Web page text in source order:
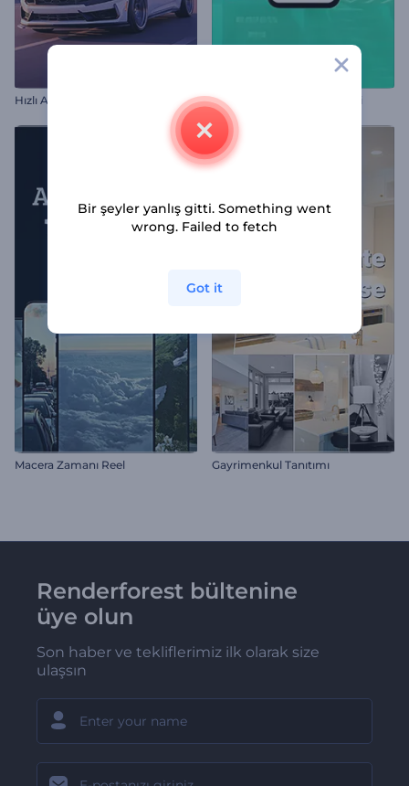
Hızlı Arabalar Reel Instagram Hikayeleri Paketi
Macera Zamanı Reel Gayrimenkul Tanıtımı
Renderforest bültenine
üye olun
Son haber ve tekliflerimiz ilk olarak size
ulaşsın
Bir şeyler yanlış gitti. Something went
wrong. Failed to fetch
Got it